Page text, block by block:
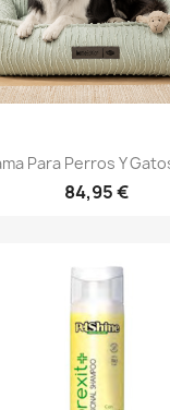
Para Perros Y
84,95 €